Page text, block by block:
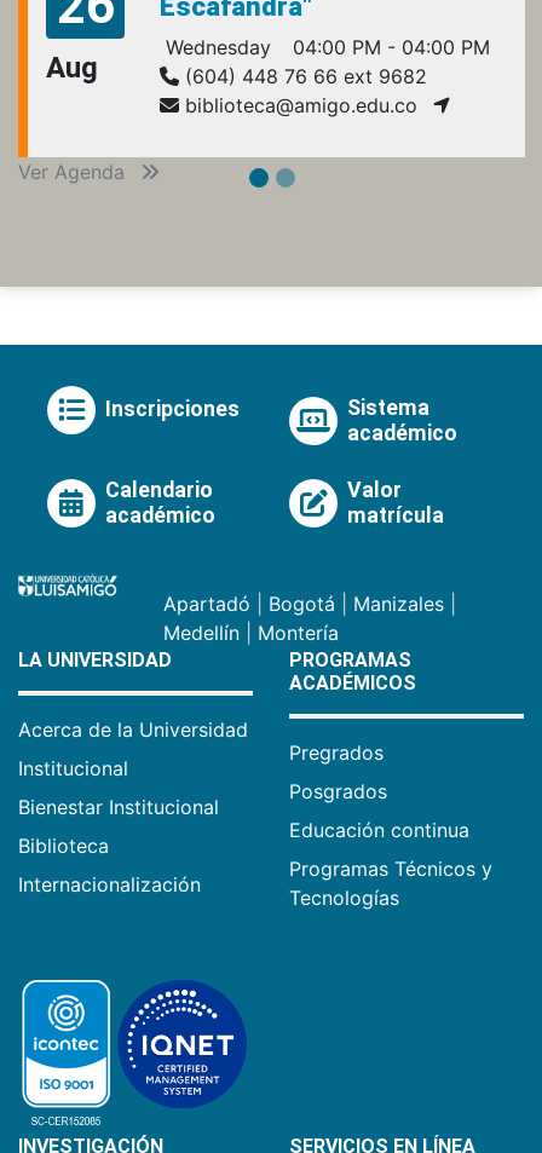
Aug
Escafandra"
Wednesday
04:00 PM - 04:00 PM
(604) 448 76 66 ext 9682
biblioteca@amigo.edu.co
Ver Agenda
Inscripciones
Sistema
académico
Calendario
académico
Valor
matrícula
Apartadó Bogotá Manizales
Medellín
Montería
LA UNIVERSIDAD
Acerca de la Universidad
Institucional
Bienestar Institucional
Biblioteca
Internacionalización
PROGRAMAS
ACADÉMICOS
Pregrados
Posgrados
Educación continua
Programas Técnicos y
Tecnologías
INVESTIGACIÓN SERVICIOS EN LÍNEA